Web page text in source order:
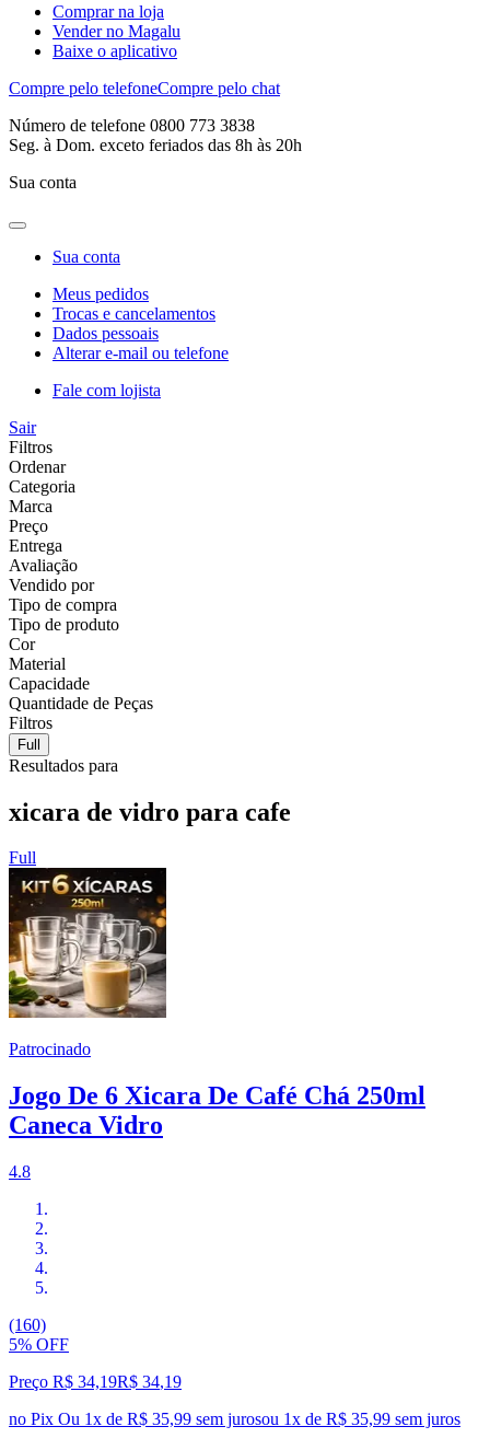
Comprar na loja
Vender no Magalu
Baixe o aplicativo
Compre pelo telefoneCompre pelo chat
Número de telefone 0800 773 3838
Seg. à Dom. exceto feriados das 8h às 20h
Sua conta
Sua conta
Meus pedidos
Trocas e cancelamentos
Dados pessoais
Alterar e-mail ou telefone
Fale com lojista
Sair
Filtros
Ordenar
Categoria
Marca
Preço
Entrega
Avaliação
Vendido por
Tipo de compra
Tipo de produto
Cor
Material
Capacidade
Quantidade de Peças
Filtros
Full
Resultados para
xicara de vidro para cafe
Full
Patrocinado
Jogo De 6 Xicara De Café Chá 250ml
Caneca Vidro
4.8
(160)
5% OFF
Preço R$ 34,19R$ 34,19
no Pix Ou 1x de R$ 35,99 sem jurosou 1x de R$ 35,99 sem juros